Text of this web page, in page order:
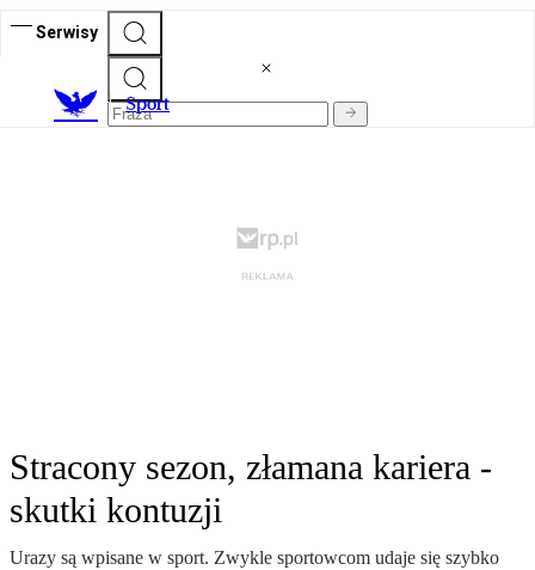
Serwisy
Sport
Stracony sezon, złamana kariera -
skutki kontuzji
Urazy są wpisane w sport. Zwykle sportowcom udaje się szybko